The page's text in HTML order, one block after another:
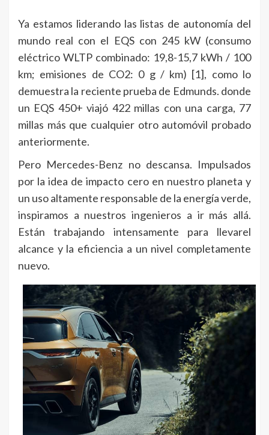
Ya estamos liderando las listas de autonomía del
mundo real con el EQS con 245 kW (consumo
eléctrico WLTP combinado: 19,8-15,7 kWh / 100
km; emisiones de CO2: 0 g / km) [1], como lo
demuestra la reciente prueba de Edmunds. donde
un EQS 450+ viajó 422 millas con una carga, 77
millas más que cualquier otro automóvil probado
anteriormente.
Pero Mercedes-Benz no descansa. Impulsados
por la idea de impacto cero en nuestro planeta y
un uso altamente responsable de la energía verde,
inspiramos a nuestros ingenieros a ir más allá.
Están trabajando intensamente para llevarel
alcance y la eficiencia a un nivel completamente
nuevo.